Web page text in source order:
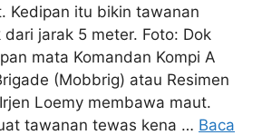
Kedipan itu bikin tawanan
jarak 5 meter. Foto: Dok
mata Komandan Kompi A
(Mobbrig) atau Resimen
Loemy membawa maut.
tawanan tewas kena … Baca